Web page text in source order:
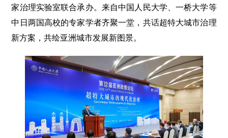
家治理实验室联合承办。来自中国人民大学、一桥大学等
中日两国高校的专家学者齐聚一堂，共话超特大城市治理
新方案，共绘亚洲城市发展新图景。